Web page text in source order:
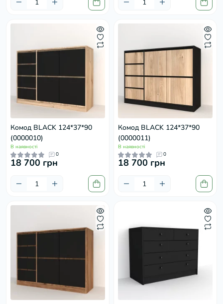
Комод BLACK 124*37*90
(0000010)
В наявності
0
18 700 грн
Комод BLACK 124*37*90
(0000011)
В наявності
0
18 700 грн